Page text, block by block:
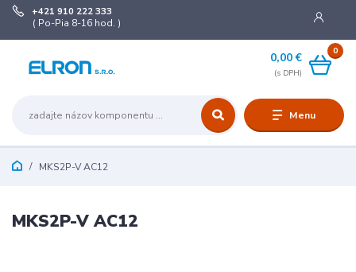
Menu
+421 910 222 333
( Po-Pia 8-16 hod. )
0
0,00 €
MKS2P-V AC12
MKS2P-V AC12